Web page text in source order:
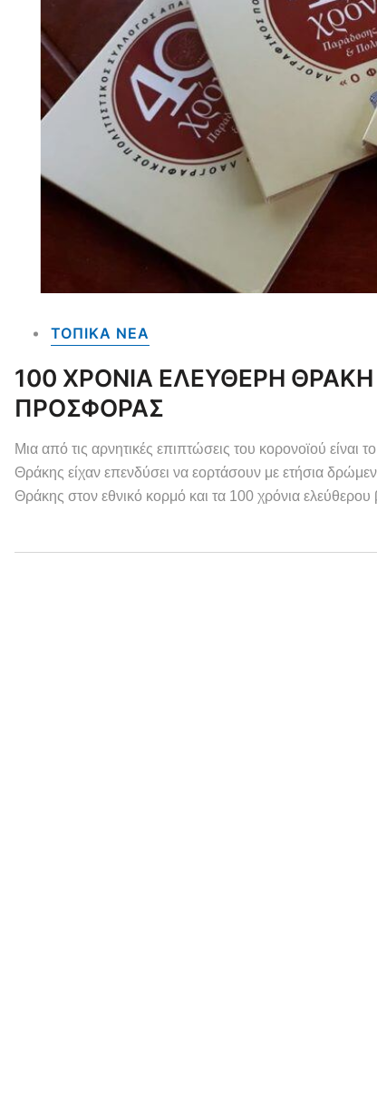
ΤΟΠΙΚΑ NEA
100 ΧΡΟΝΙΑ ΕΛΕΥΘΕΡΗ ΘΡΑΚΗ
ΠΡΟΣΦΟΡΑΣ
Μια από τις αρνητικές επιπτώσεις του κορονοϊού είναι
Θράκης είχαν επενδύσει να εορτάσουν με ετήσια
Θράκης στον εθνικό κορμό και τα 100 χρόνια